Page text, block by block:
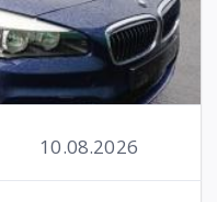
10.08.2026